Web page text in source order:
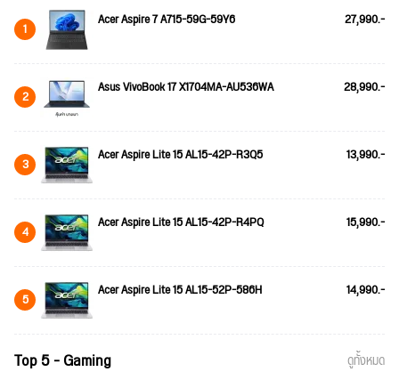
1 Acer Aspire 7 A715-59G-59Y6 27,990.-
2 Asus VivoBook 17 X1704MA-AU536WA 28,990.-
3 Acer Aspire Lite 15 AL15-42P-R3Q5 13,990.-
4 Acer Aspire Lite 15 AL15-42P-R4PQ 15,990.-
5 Acer Aspire Lite 15 AL15-52P-586H 14,990.-
Top 5 - Gaming ดูทั้งหมด